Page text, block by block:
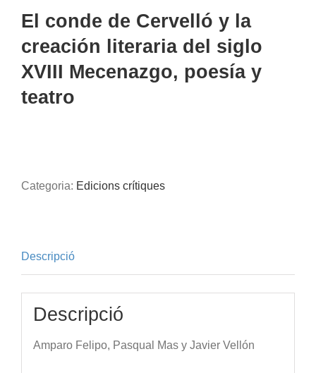
El conde de Cervelló y la
creación literaria del siglo
XVIII Mecenazgo, poesía y
teatro
Categoria: Edicions crítiques
Descripció
Descripció
Amparo Felipo, Pasqual Mas y Javier Vellón